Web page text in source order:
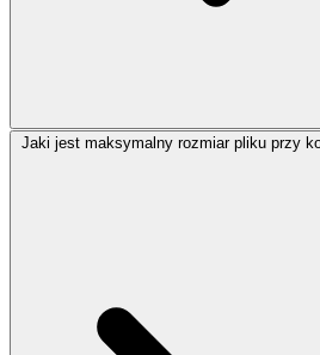
Jaki jest maksymalny rozmiar pliku przy